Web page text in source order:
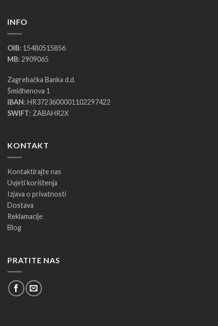
INFO
OIB: 15480515856
MB: 2909065
Zagrebačka Banka d.d.
Šmidhenova 1
IBAN: HR3723600001102297422
SWIFT: ZABAHR2X
KONTAKT
Kontaktirajte nas
Uvjeti korištenja
Izjava o privatnosti
Dostava
Reklamacije
Blog
PRATITE NAS